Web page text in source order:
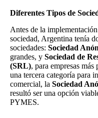
Diferentes Tipos de
Antes de la
sociedad, Argentina tenía
sociedades: Sociedad
grandes, y Sociedad de
(SRL), para empresas
una tercera categoría para
comercial, la Sociedad
resultó ser una opción
PYMES.